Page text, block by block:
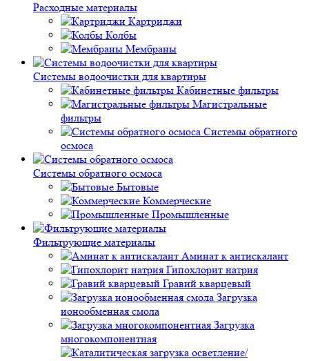
Расходные материалы
Картриджи
Колбы
Мембраны
Системы водоочистки для квартиры
Кабинетные фильтры
Магистральные
фильтры
Системы обратного
осмоса
Системы обратного осмоса
Бытовые
Коммерческие
Промышленные
Фильтрующие материалы
Аминат к антискалант
Гипохлорит натрия
Гравий кварцевый
Загрузка
ионообменная смола
Загрузка
многокомпонентная